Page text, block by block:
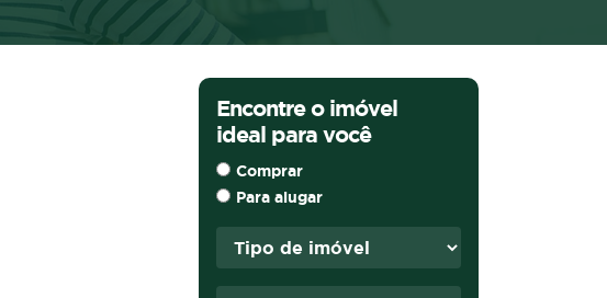
Encontre o imóvel
ideal para você
Comprar
Para alugar